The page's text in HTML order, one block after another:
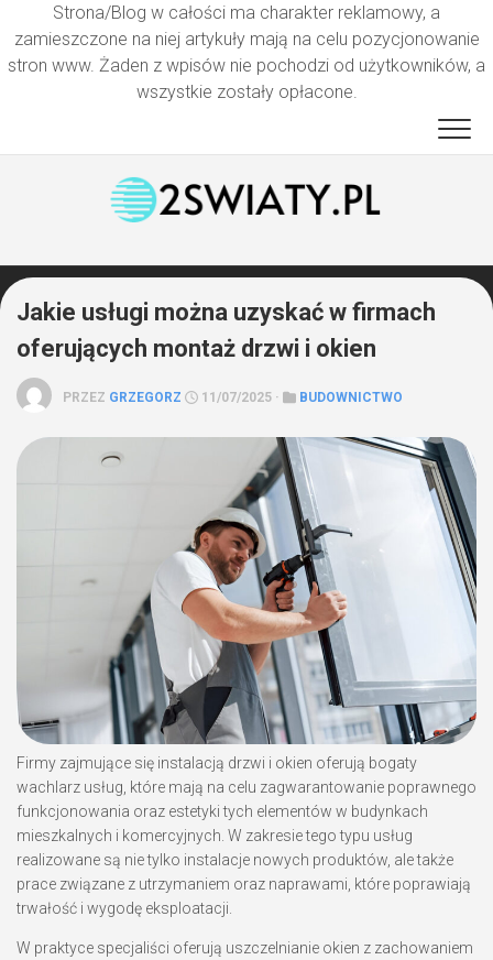
Strona/Blog w całości ma charakter reklamowy, a
zamieszczone na niej artykuły mają na celu pozycjonowanie
stron www. Żaden z wpisów nie pochodzi od użytkowników, a
wszystkie zostały opłacone.
Jakie usługi można uzyskać w firmach
oferujących montaż drzwi i okien
PRZEZ GRZEGORZ 11/07/2025 · BUDOWNICTWO
Firmy zajmujące się instalacją drzwi i okien oferują bogaty
wachlarz usług, które mają na celu zagwarantowanie poprawnego
funkcjonowania oraz estetyki tych elementów w budynkach
mieszkalnych i komercyjnych. W zakresie tego typu usług
realizowane są nie tylko instalacje nowych produktów, ale także
prace związane z utrzymaniem oraz naprawami, które poprawiają
trwałość i wygodę eksploatacji.
W praktyce specjaliści oferują uszczelnianie okien z zachowaniem